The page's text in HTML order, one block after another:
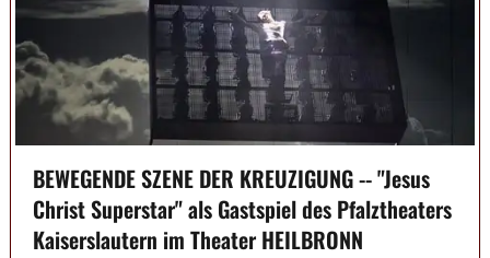
BEWEGENDE SZENE DER KREUZIGUNG -- "Jesus
Christ Superstar" als Gastspiel des Pfalztheaters
Kaiserslautern im Theater HEILBRONN